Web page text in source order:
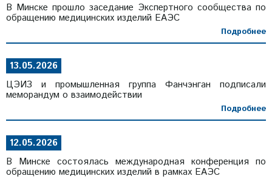
В Минске прошло заседание Экспертного сообщества по
обращению медицинских изделий ЕАЭС
Подробнее
13.05.2026
ЦЭИЗ и промышленная группа Фанчэнган подписали
меморандум о взаимодействии
Подробнее
12.05.2026
В Минске состоялась международная конференция по
обращению медицинских изделий в рамках ЕАЭС